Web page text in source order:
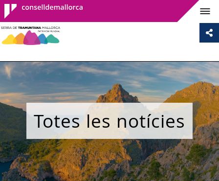
Consell de
Mallorca
Totes les notícies